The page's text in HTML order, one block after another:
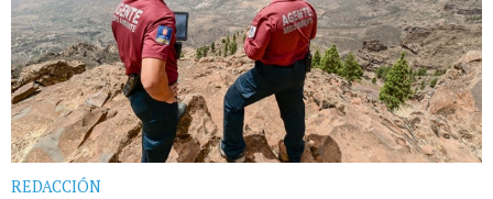
REDACCIÓN